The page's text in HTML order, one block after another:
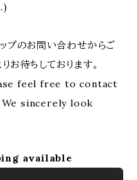
プのお問い合わせからご
お待ちしております。
feel free to contact
sincerely look
available